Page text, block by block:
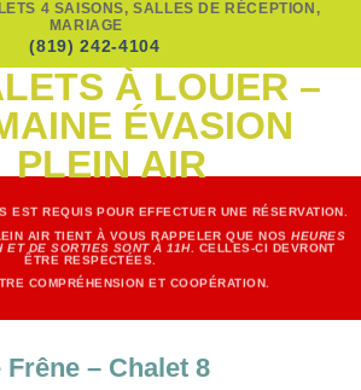
4 SAISONS, SALLES DE RÉCEPTION,
MARIAGE
(819) 242-4104
EST REQUIS POUR EFFECTUER UNE RÉSERVATION.
AIR TIENT À VOUS RAPPELER QUE NOSHEURES
ET DE SORTIES SONT À 11H. CELLES-CI DEVRONT
ÊTRE RESPECTÉES.
COMPRÉHENSION ET COOPÉRATION.
Frêne – Chalet 8